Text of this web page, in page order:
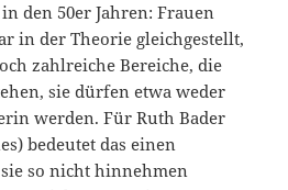
den 50er Jahren: Frauen
in der Theorie gleichgestellt,
zahlreiche Bereiche, die
sie dürfen etwa weder
werden. Für Ruth Bader
bedeutet das einen
so nicht hinnehmen